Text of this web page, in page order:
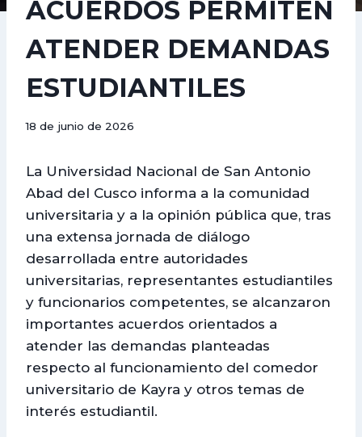
ACUERDOS PERMITEN
ATENDER DEMANDAS
ESTUDIANTILES
18 de junio de 2026
La Universidad Nacional de San Antonio
Abad del Cusco informa a la comunidad
universitaria y a la opinión pública que, tras
una extensa jornada de diálogo
desarrollada entre autoridades
universitarias, representantes estudiantiles
y funcionarios competentes, se alcanzaron
importantes acuerdos orientados a
atender las demandas planteadas
respecto al funcionamiento del comedor
universitario de Kayra y otros temas de
interés estudiantil.